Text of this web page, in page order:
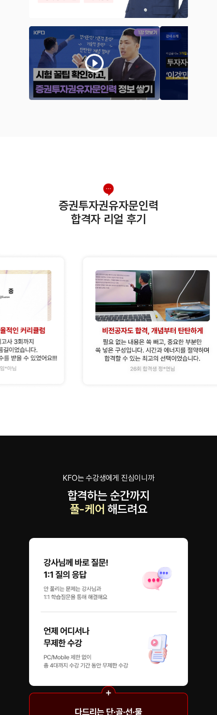
증권투자권유자문인력
합격자 리얼 후기
KFO는 수강생에게 진심이니까
합격하는 순간까지
풀-케어 해드려요